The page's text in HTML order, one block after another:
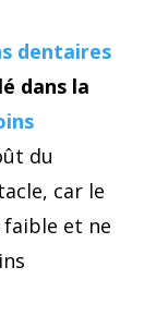
dentaires
dans la
du
car le
et ne